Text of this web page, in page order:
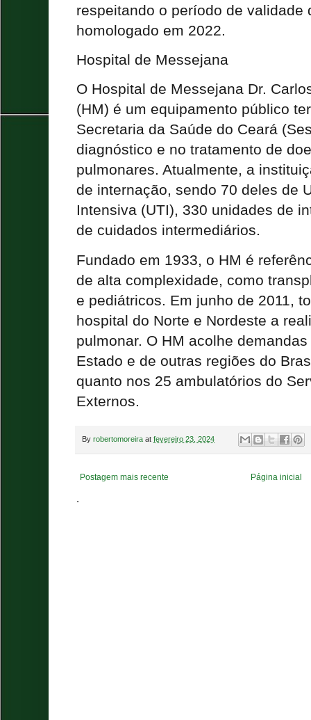
respeitando o período de validade
homologado em 2022.
Hospital de Messejana
O Hospital de Messejana Dr.
(HM) é um equipamento público
Secretaria da Saúde do Ceará
diagnóstico e no tratamento de
pulmonares. Atualmente, a
de internação, sendo 70 deles de
Intensiva (UTI), 330 unidades de
de cuidados intermediários.
Fundado em 1933, o HM é
de alta complexidade, como
e pediátricos. Em junho de 2011,
hospital do Norte e Nordeste a
pulmonar. O HM acolhe
Estado e de outras regiões do
quanto nos 25 ambulatórios do
Externos.
By robertomoreira at fevereiro 23, 2024
Postagem mais recente Página inicial
.